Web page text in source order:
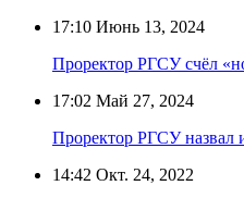
17:10 Июнь 13, 2024
Проректор РГСУ счёл
17:02 Май 27, 2024
Проректор РГСУ назвал
14:42 Окт. 24, 2022